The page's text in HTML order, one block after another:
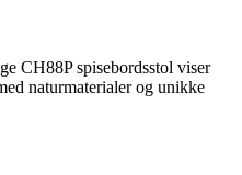
CH88P spisebordsstol viser
naturmaterialer og unikke